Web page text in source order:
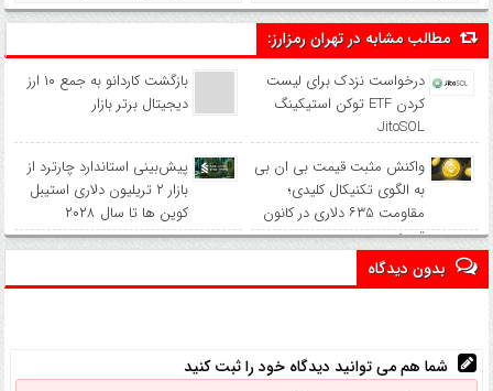
مطالب مشابه در تهران رمزارز:
درخواست نزدک برای لیست
کردن ETF توکن استیکینگ
JitoSOL
بازگشت کاردانو به جمع ۱۰ ارز
دیجیتال برتر بازار
واکنش مثبت قیمت بی ان بی
به الگوی تکنیکال کلیدی؛
مقاومت ۶۳۵ دلاری در کانون
توجه
پیش‌بینی استاندارد چارترد از
بازار ۲ تریلیون دلاری استیبل
کوین‌ ها تا سال ۲۰۲۸
بدون دیدگاه
شما هم می توانید دیدگاه خود را ثبت کنید